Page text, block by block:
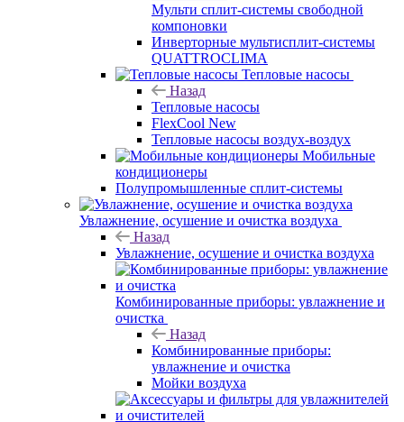
Мульти сплит-системы свободной
компоновки
Инверторные мультисплит-системы
QUATTROCLIMA
Тепловые насосы
Назад
Тепловые насосы
FlexCool New
Тепловые насосы воздух-воздух
Мобильные
кондиционеры
Полупромышленные сплит-системы
Увлажнение, осушение и очистка воздуха
Назад
Увлажнение, осушение и очистка воздуха
Комбинированные приборы: увлажнение и
очистка
Назад
Комбинированные приборы:
увлажнение и очистка
Мойки воздуха